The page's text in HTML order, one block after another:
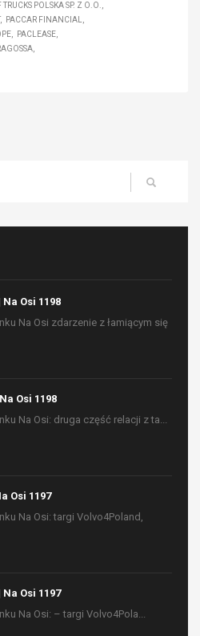
TRUCKS POLSKA SP. Z O.O.
PACCAR FINANCIAL
PACLEASE
Na Osi 1198
Na Osi zdarzenie z łamiącym się
Osi 1198
Na Osi: druga część relacji z ta...
Osi 1197
Na Osi: targi Volvo4Poland,
Na Osi 1197
Na Osi: – targi Volvo4Pola...